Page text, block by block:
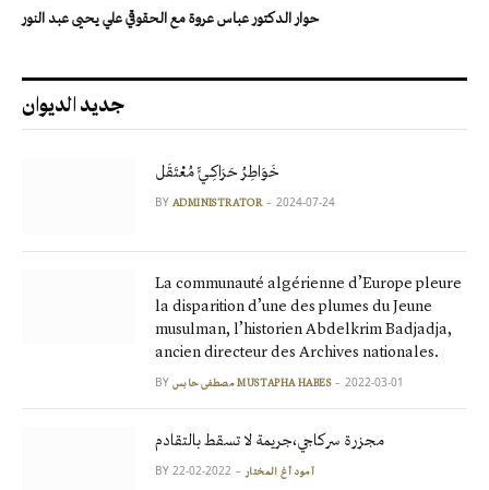
حوار الدكتور عباس عروة مع الحقوقي علي يحيى عبد النور
جديد الديوان
خَوَاطِرُ حَرَاكِـيٍّ مُعْتَقَل
BY ADMINISTRATOR 2024-07-24
La communauté algérienne d’Europe pleure
la disparition d’une des plumes du Jeune
musulman, l’historien Abdelkrim Badjadja,
ancien directeur des Archives nationales.
BY مصطفى حابس MUSTAPHA HABES 2022-03-01
مجزرة سركاجي،جريمة لا تسقط بالتقادم
BY آمود أغ المختار 2022-02-22